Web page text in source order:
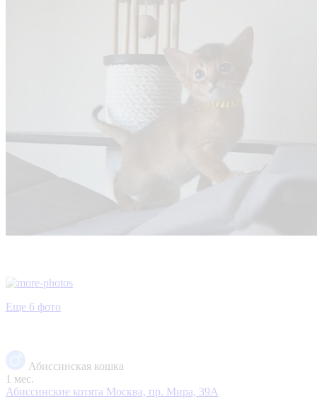
Еще 6 фото
Абиссинская кошка
1 мес.
Абиссинские котята Москва, пр. Мира, 39А